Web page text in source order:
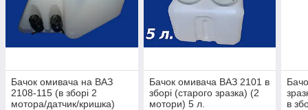
Бачок омивача на ВАЗ
2108-115 (в зборі 2
мотора/датчик/кришка)
Бачок омивача ВАЗ 2101 в
зборі (старого зразка) (2
мотори) 5 л.
в